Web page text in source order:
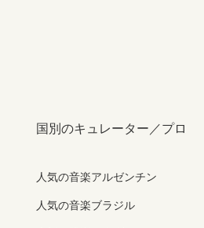
国別のキュレーター／プロ
人気の音楽アルゼンチン
人気の音楽ブラジル